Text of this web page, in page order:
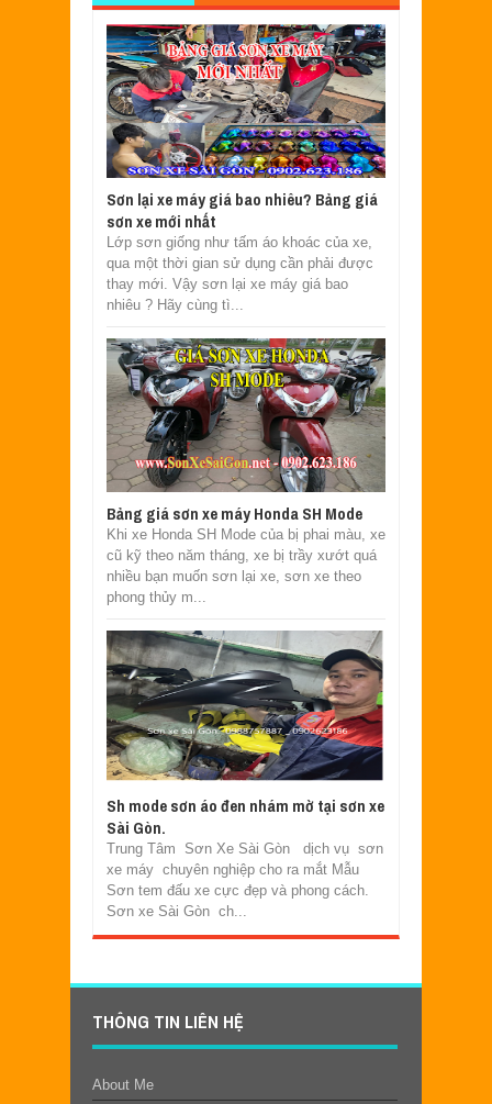
Sơn lại xe máy giá bao nhiêu? Bảng giá
sơn xe mới nhất
Lớp sơn giống như tấm áo khoác của xe,
qua một thời gian sử dụng cần phải được
thay mới. Vậy sơn lại xe máy giá bao
nhiêu ? Hãy cùng tì...
Bảng giá sơn xe máy Honda SH Mode
Khi xe Honda SH Mode của bị phai màu, xe
cũ kỹ theo năm tháng, xe bị trầy xướt quá
nhiều bạn muốn sơn lại xe, sơn xe theo
phong thủy m...
Sh mode sơn áo đen nhám mờ tại sơn xe
Sài Gòn.
Trung Tâm Sơn Xe Sài Gòn dịch vụ sơn
xe máy chuyên nghiệp cho ra mắt Mẫu
Sơn tem đấu xe cực đẹp và phong cách.
Sơn xe Sài Gòn ch...
THÔNG TIN LIÊN HỆ
About Me